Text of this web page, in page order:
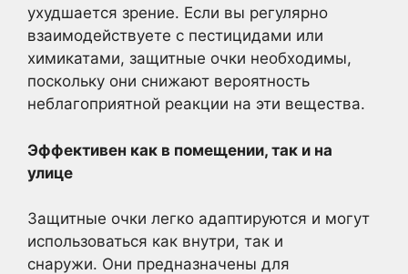
ухудшается зрение. Если вы регулярно
взаимодействуете с пестицидами или
химикатами, защитные очки необходимы,
поскольку они снижают вероятность
неблагоприятной реакции на эти вещества.
Эффективен как в помещении, так и на
улице
Защитные очки легко адаптируются и могут
использоваться как внутри, так и
снаружи. Они предназначены для